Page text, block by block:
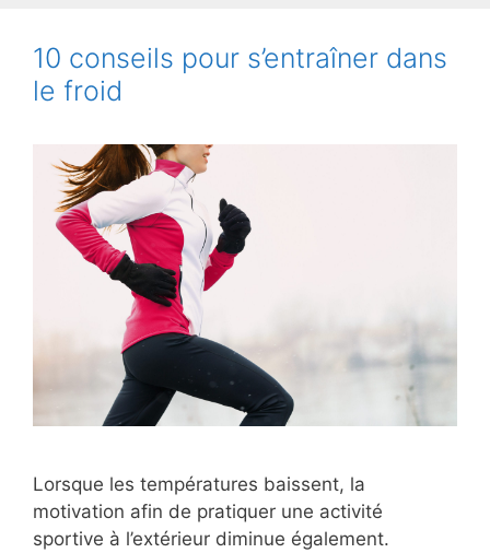
10 conseils pour s’entraîner dans
le froid
Lorsque les températures baissent, la
motivation afin de pratiquer une activité
sportive à l’extérieur diminue également.